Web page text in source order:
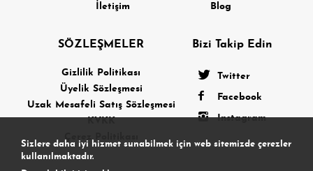
İletişim
Blog
SÖZLEŞMELER
Gizlilik Politikası
Üyelik Sözleşmesi
Uzak Mesafeli Satış Sözleşmesi
KVKK
Bizi Takip Edin
Twitter
Facebook
Instagram
Sizlere daha iyi hizmet sunabilmek için web sitemizde çerezler
kullanılmaktadır.